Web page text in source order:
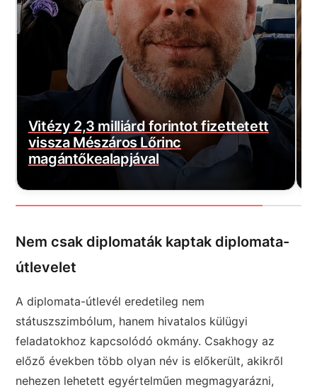
Borbás Marcsi nem hátrál, beperelte
Kocsis Mátét
Nem csak diplomaták kaptak diplomata-
útlevelet
A diplomata-útlevél eredetileg nem
státuszszimbólum, hanem hivatalos külügyi
feladatokhoz kapcsolódó okmány. Csakhogy az
előző években több olyan név is előkerült, akikről
nehezen lehetett egyértelműen megmagyarázni,